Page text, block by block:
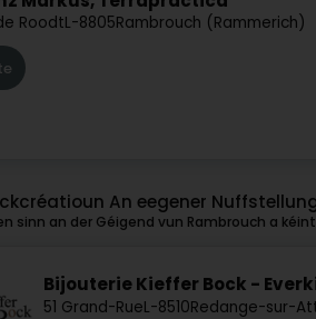
RoodtL-8805Rambrouch (Rammerich)
An eegener
sinn an der Géigend vun Rambrouch a
Bijouterie Kieffer Bock -
51 Grand-RueL-8510Redange-sur-